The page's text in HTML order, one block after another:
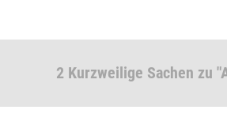
2 Kurzweilige Sachen zu